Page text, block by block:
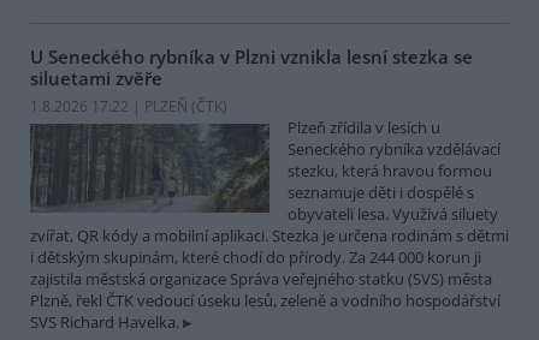
U Seneckého rybníka v Plzni vznikla lesní stezka se
siluetami zvěře
1.8.2026 17:22 | PLZEŇ (ČTK)
Plzeň zřídila v lesích u
Seneckého rybníka vzdělávací
stezku, která hravou formou
seznamuje děti i dospělé s
obyvateli lesa. Využívá siluety
zvířat, QR kódy a mobilní aplikaci. Stezka je určena rodinám s dětmi
i dětským skupinám, které chodí do přírody. Za 244 000 korun ji
zajistila městská organizace Správa veřejného statku (SVS) města
Plzně, řekl ČTK vedoucí úseku lesů, zeleně a vodního hospodářství
SVS Richard Havelka.